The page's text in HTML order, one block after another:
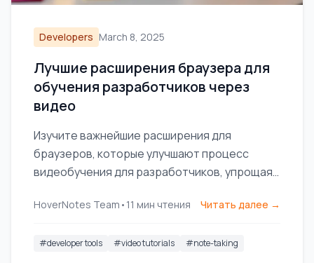
Developers March 8, 2025
Лучшие расширения браузера для
обучения разработчиков через
видео
Изучите важнейшие расширения для
браузеров, которые улучшают процесс
видеобучения для разработчиков, упрощая
HoverNotes Team • 11 мин чтения Читать далее →
#developer tools #video tutorials #note-taking